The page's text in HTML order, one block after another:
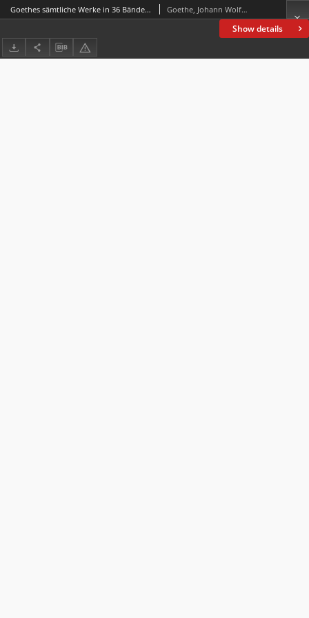
Show details
Goethes sämtliche Werke in 36 Bänden Bd. 31 Goethe, Johann Wolfgang von (1749-1832)